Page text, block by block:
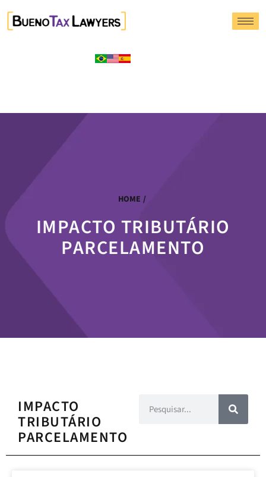
HOME /
IMPACTO TRIBUTÁRIO
PARCELAMENTO
IMPACTO
TRIBUTÁRIO
PARCELAMENTO